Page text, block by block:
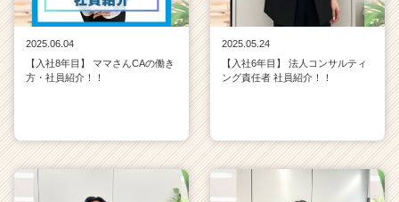
2025.06.04
【入社8年目】 ママさんCAの働き
方・社員紹介！！
2025.05.24
【入社6年目】 法人コンサルティ
ング責任者 社員紹介！！